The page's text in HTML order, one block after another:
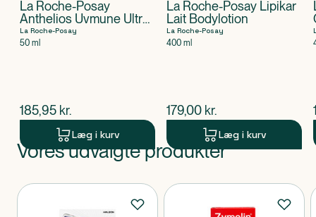
La Roche-Posay
Anthelios Uvmune Ultra
Light SPF50+
La Roche-Posay
50 ml
$nuværende pris
185,95 kr.
Læg i kurv
La Roche-Posay Lipikar
Lait Bodylotion
La Roche-Posay
400 ml
$nuværende pris
179,00 kr.
Læg i kurv
Produkt 1 af 0
Vores udvalgte produkter
Produkter